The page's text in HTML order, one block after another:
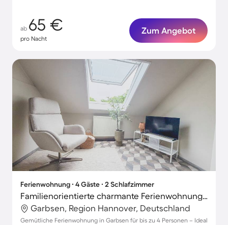
ab 65 €
pro Nacht
Zum Angebot
Ferienwohnung ∙ 4 Gäste ∙ 2 Schlafzimmer
Familienorientierte charmante Ferienwohnung mit Garten | Haustiere erlaubt
Garbsen, Region Hannover, Deutschland
Gemütliche Ferienwohnung in Garbsen für bis zu 4 Personen – Ideal